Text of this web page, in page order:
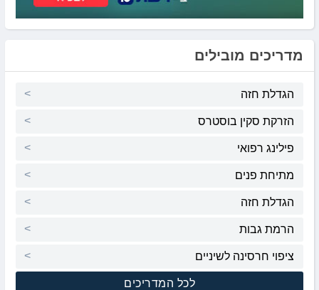
מדריכים מובילים
הגדלת חזה
הזרקת סקין בוסטרס
פילינג רפואי
מתיחת פנים
הגדלת חזה
הרמת גבות
ציפוי חרסינה לשיניים
לכל המדריכים